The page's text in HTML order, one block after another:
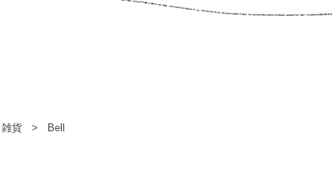
雑貨 Bell